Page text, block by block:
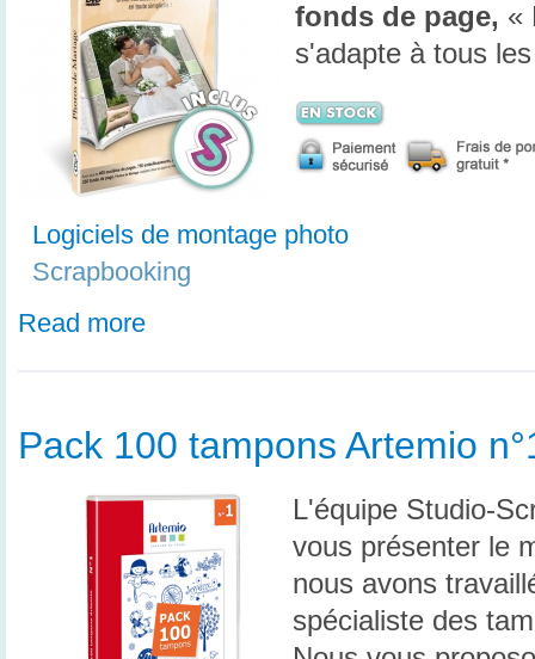
fonds de page, «
s'adapte à tous
Logiciels de montage photo
Scrapbooking
Read more
Pack 100 tampons Artemio
L'équipe Studio-
vous présenter le
nous avons
spécialiste des